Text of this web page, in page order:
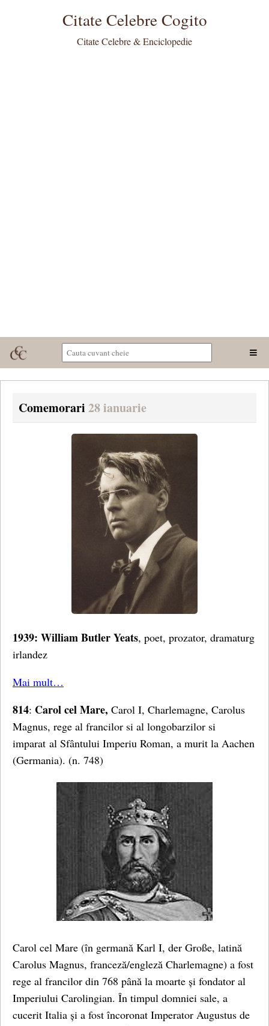
Citate Celebre Cogito
Citate Celebre & Enciclopedie
Comemorari 28 ianuarie
1939: William Butler Yeats, poet, prozator, dramaturg
irlandez
Mai mult…
814: Carol cel Mare, Carol I, Charlemagne, Carolus
Magnus, rege al francilor si al longobarzilor si
imparat al Sfântului Imperiu Roman, a murit la Aachen
(Germania). (n. 748)
Carol cel Mare (în germană Karl I, der Große, latină
Carolus Magnus, franceză/engleză Charlemagne) a fost
rege al francilor din 768 până la moarte și fondator al
Imperiului Carolingian. În timpul domniei sale, a
cucerit Italia și a fost încoronat Imperator Augustus de